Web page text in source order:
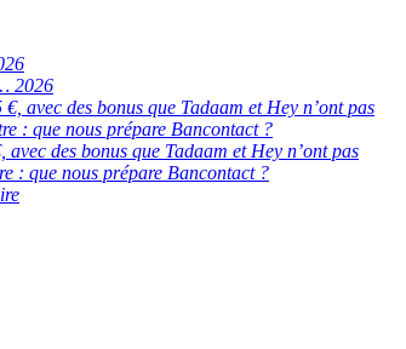
2026
avec des bonus que Tadaam et Hey n’ont pas
: que nous prépare Bancontact ?
des bonus que Tadaam et Hey n’ont pas
: que nous prépare Bancontact ?